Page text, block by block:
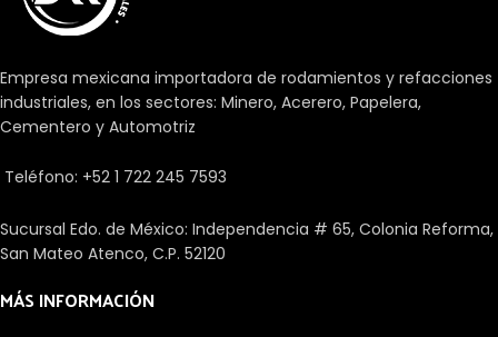
Empresa mexicana importadora de rodamientos y refacciones
industriales, en los sectores: Minero, Acerero, Papelera,
Cementero y Automotriz
Teléfono: +52 1 722 245 7593
Sucursal Edo. de México: Independencia # 65, Colonia Reforma,
San Mateo Atenco, C.P. 52120
MÁS INFORMACIÓN